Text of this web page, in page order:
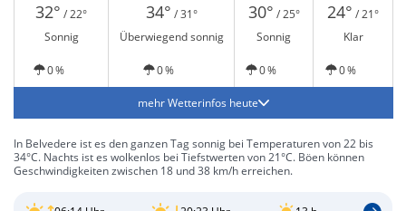
32° / 22° 34° / 31° 30° / 25° 24° / 21°
Sonnig
Überwiegend sonnig Sonnig Klar
0 % 0 % 0 % 0 %
mehr Wetterinfos heute
In Belvedere ist es den ganzen Tag sonnig bei Temperaturen von 22 bis
34°C. Nachts ist es wolkenlos bei Tiefstwerten von 21°C. Böen können
Geschwindigkeiten zwischen 18 und 38 km/h erreichen.